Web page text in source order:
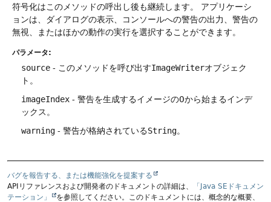
符号化はこのメソッドの呼出し後も継続します。
アプリケーシ
ョンは、ダイアログの表示、コンソールへの警告の出力、警告の
無視、またはほかの動作の実行を選択することができます。
パラメータ:
source - このメソッドを呼び出すImageWriterオブジェク
ト。
imageIndex - 警告を生成するイメージの0から始まるインデ
ックス。
warning - 警告が格納されているString。
バグを報告する、または機能強化を提案する
APIリファレンスおよび開発者のドキュメントの詳細は、
「Java SEドキュメン
テーション」
を参照してください。このドキュメントには、概念的な概要、